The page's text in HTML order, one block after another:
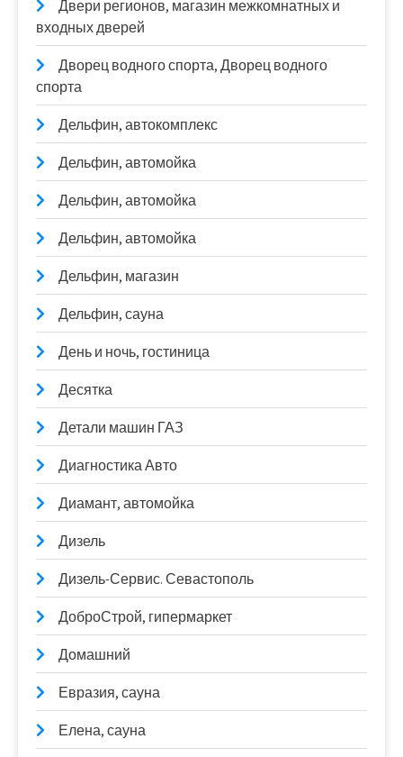
Двери регионов, магазин межкомнатных и
входных дверей
Дворец водного спорта, Дворец водного
спорта
Дельфин, автокомплекс
Дельфин, автомойка
Дельфин, автомойка
Дельфин, автомойка
Дельфин, магазин
Дельфин, сауна
День и ночь, гостиница
Десятка
Детали машин ГАЗ
Диагностика Авто
Диамант, автомойка
Дизель
Дизель-Сервис. Севастополь
ДоброСтрой, гипермаркет
Домашний
Евразия, сауна
Елена, сауна